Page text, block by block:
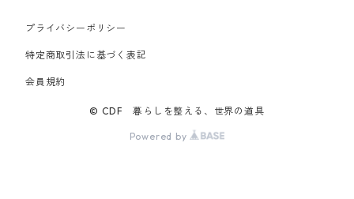
プライバシーポリシー
特定商取引法に基づく表記
会員規約
© CDF 暮らしを整える、世界の道具
Powered by